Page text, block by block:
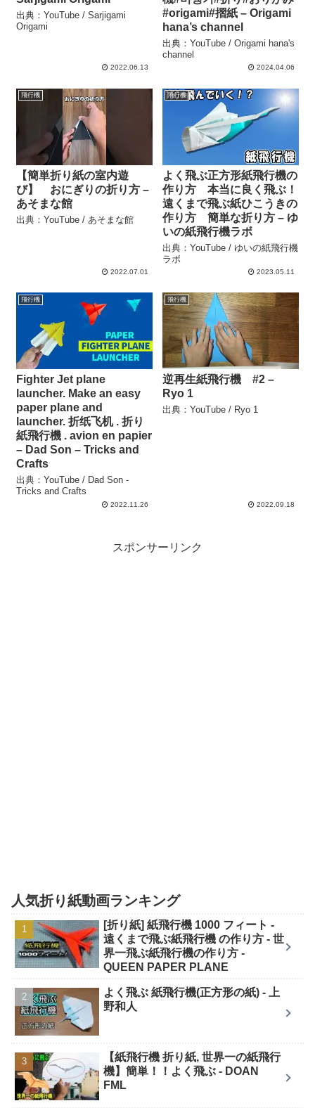
出典：YouTube / Sarjigami
Origami
2022.06.13
#origami#摺紙 – Origami
hana’s channel
出典：YouTube / Origami hana's
channel
2024.04.06
飛行機
【簡単折り紙の室内遊
び】 おにぎりの折り方 –
あそまな館
出典：YouTube / あそまな館
2022.07.01
飛行機
よく飛ぶ正方形紙飛行機の
作り方 本当に良く飛ぶ！
遠くまで飛ぶ紙ひこうきの
作り方 簡単な折り方 – ゆ
いの紙飛行機ラボ
出典：YouTube / ゆいの紙飛行機
ラボ
2023.05.11
飛行機
Fighter Jet plane
launcher. Make an easy
paper plane and
launcher. 折纸飞机 . 折り
紙飛行機 . avion en papier
– Dad Son – Tricks and
Crafts
出典：YouTube / Dad Son -
Tricks and Crafts
2022.11.26
飛行機
逆再生紙飛行機 #2 –
Ryo 1
出典：YouTube / Ryo 1
2022.09.18
スポンサーリンク
人気折り紙動画ランキング
[折り紙] 紙飛行機 1000 フィート -
遠くまで飛ぶ紙飛行機 の作り方 - 世
界一飛ぶ紙飛行機の作り方 -
QUEEN PAPER PLANE
よく飛ぶ 紙飛行機(正方形の紙) - 上
野和人
【紙飛行機 折り紙, 世界一の紙飛行
機】簡単！！よく飛ぶ - DOAN
FML